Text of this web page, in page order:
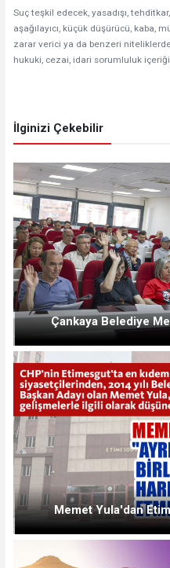
Suç teşkil edecek, yasadışı,
aşağılayıcı, küçük düşürücü, kaba,
zarar verici ya da benzeri
hukuki, cezai, idari sorumluluk
İlginizi Çekebilir
Çankaya Belediye
Memet Yula'dan